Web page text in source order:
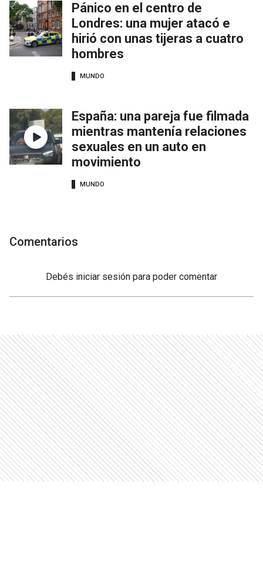
Pánico en el centro de
Londres: una mujer atacó e
hirió con unas tijeras a cuatro
hombres
MUNDO
España: una pareja fue filmada
mientras mantenía relaciones
sexuales en un auto en
movimiento
MUNDO
Comentarios
Debés iniciar sesión para poder comentar